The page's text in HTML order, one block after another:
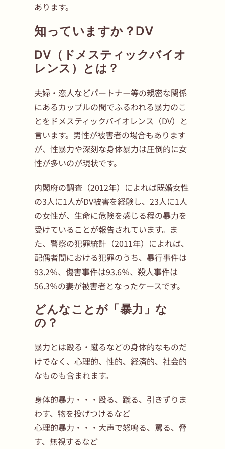
あります。
知っていますか？DV
DV（ドメスティックバイオ
レンス）とは？
夫婦・恋人などパートナー等の親密な関係
にあるカップルの間でふるわれる暴力のこ
とをドメスティックバイオレンス（DV）と
言います。男性が被害者の場合もあります
が、性暴力や深刻な身体暴力は圧倒的に女
性が多いのが現状です。
内閣府の調査（2012年）によれば既婚女性
の3人に1人がDV被害を経験し、23人に1人
の女性が、生命に危険を感じる程の暴力を
受けていることが報告されています。ま
た、警察の犯罪統計（2011年）によれば、
配偶者間における犯罪のうち、暴行事件は
93.2％、傷害事件は93.6％、殺人事件は
56.3％の妻が被害者となったケースです。
どんなことが「暴力」な
の？
暴力とは殴る・蹴るなどの身体的なものだ
けでなく、心理的、性的、経済的、社会的
なものも含まれます。
身体的暴力・・・殴る、蹴る、引きずりま
わす、物を投げつけるなど
心理的暴力・・・大声で怒鳴る、罵る、脅
す、無視するなど